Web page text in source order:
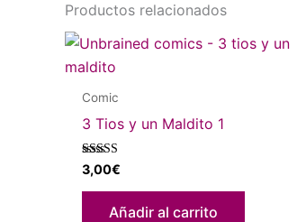
Productos relacionados
Comic
3 Tios y un Maldito 1
Valorado con
5.00
de 5
3,00€
Añadir al carrito